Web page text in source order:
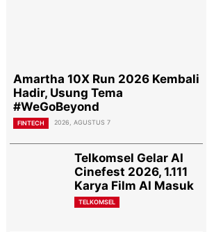
Amartha 10X Run 2026 Kembali
Hadir, Usung Tema
#WeGoBeyond
FINTECH 2026, AGUSTUS 7
Telkomsel Gelar AI
Cinefest 2026, 1.111
Karya Film AI Masuk
TELKOMSEL